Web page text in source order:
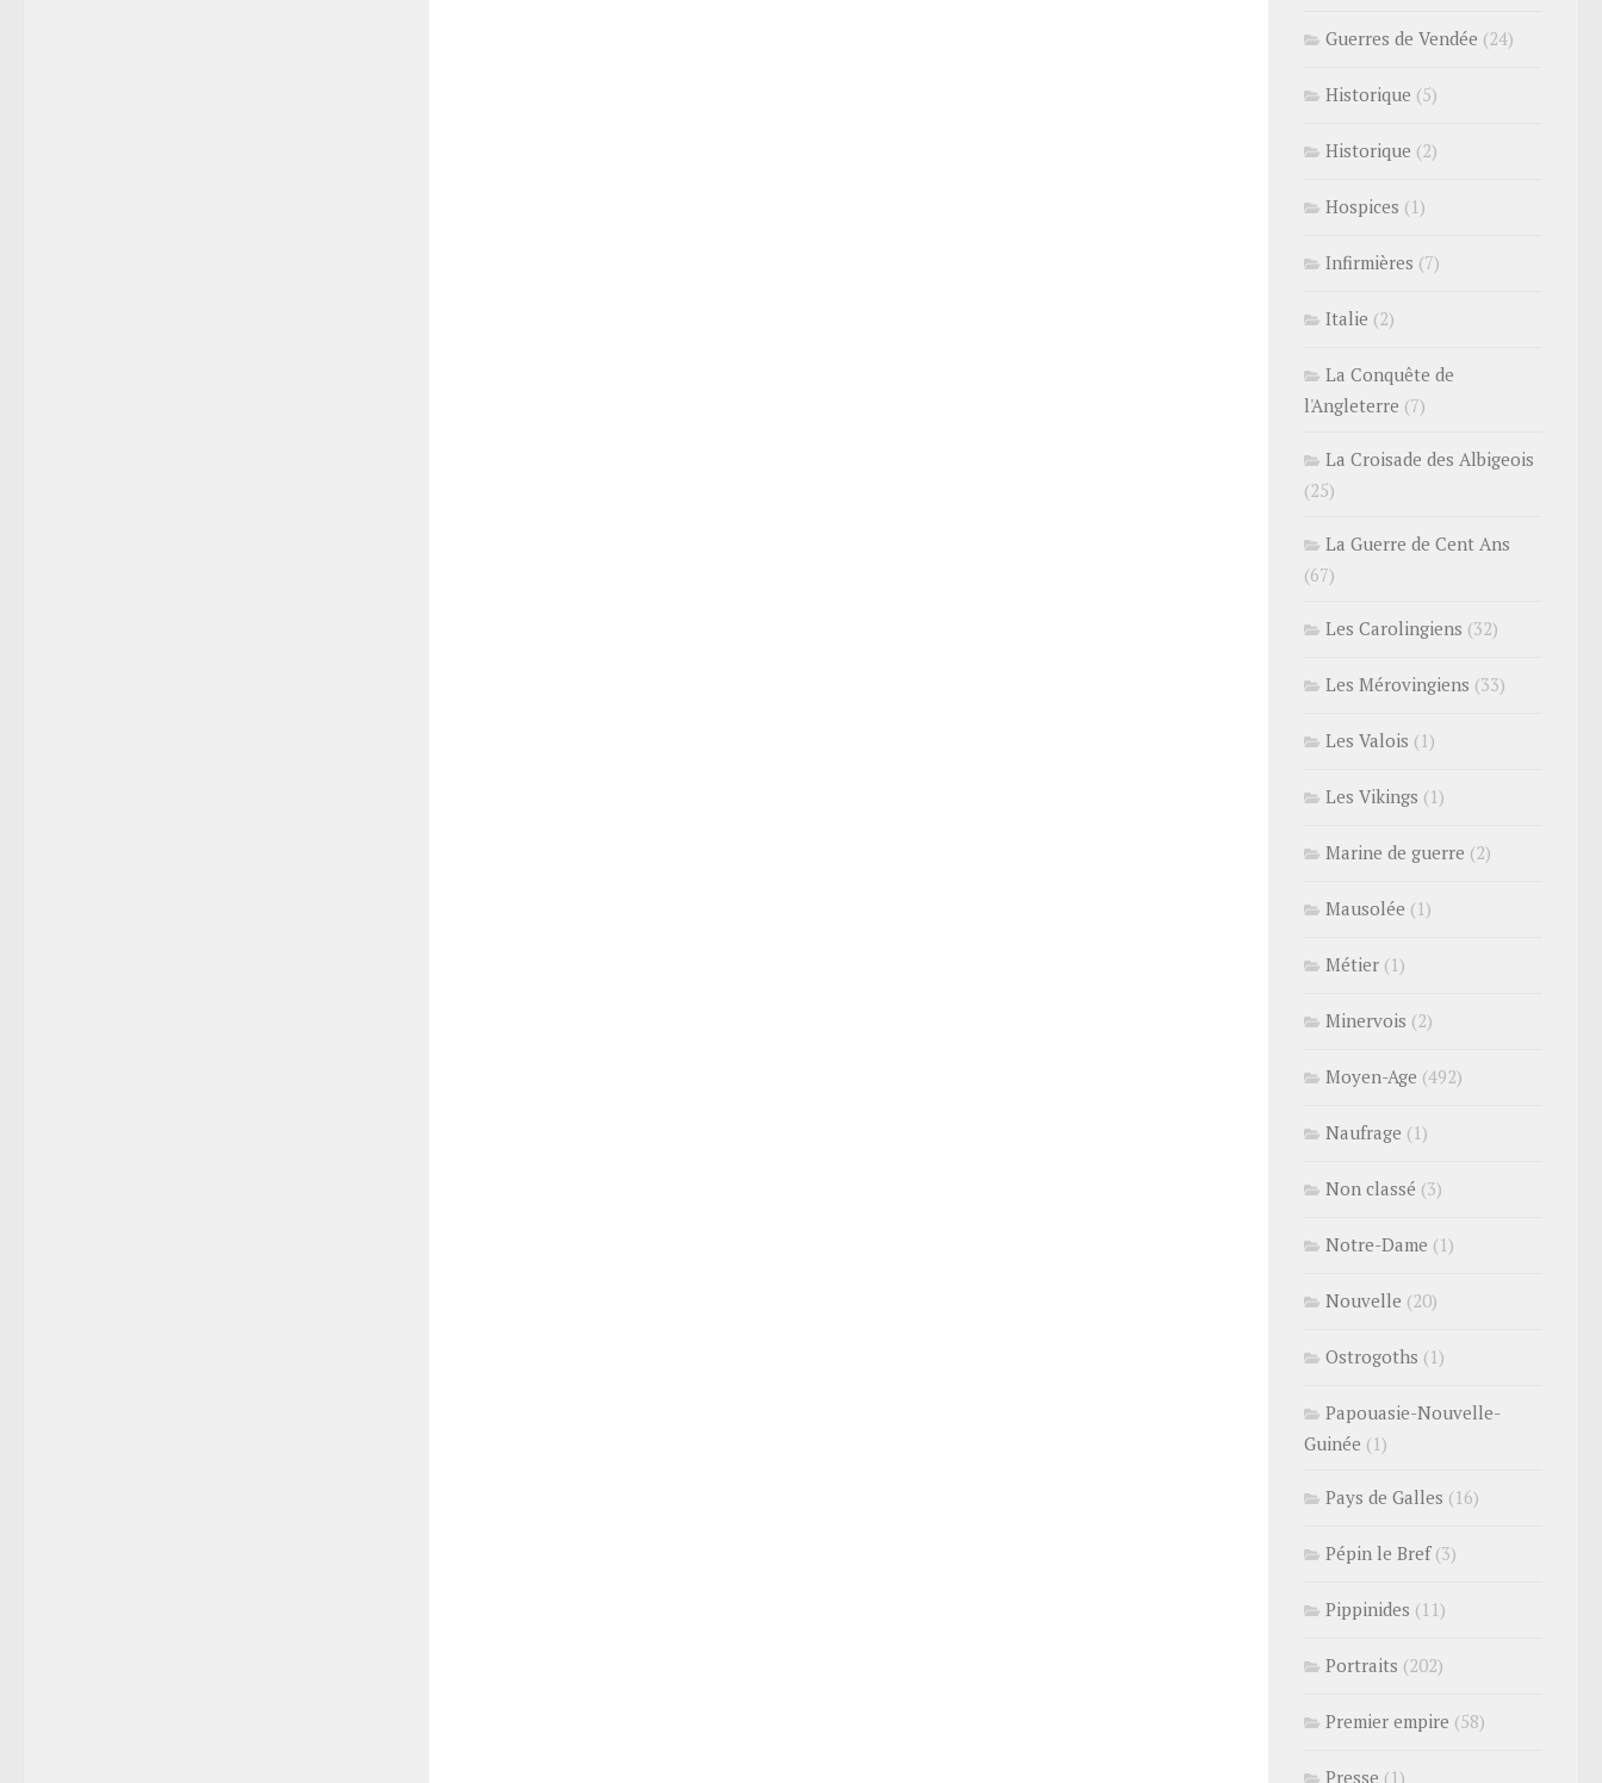
Guerres de Vendée (24)
Historique (5)
Historique (2)
Hospices (1)
Infirmières (7)
Italie (2)
La Conquête de
l'Angleterre (7)
La Croisade des Albigeois
(25)
La Guerre de Cent Ans
(67)
Les Carolingiens (32)
Les Mérovingiens (33)
Les Valois (1)
Les Vikings (1)
Marine de guerre (2)
Mausolée (1)
Métier (1)
Minervois (2)
Moyen-Age (492)
Naufrage (1)
Non classé (3)
Notre-Dame (1)
Nouvelle (20)
Ostrogoths (1)
Papouasie-Nouvelle-
Guinée (1)
Pays de Galles (16)
Pépin le Bref(3)
Pippinides (11)
Portraits (202)
Premier empire (58)
Presse (1)